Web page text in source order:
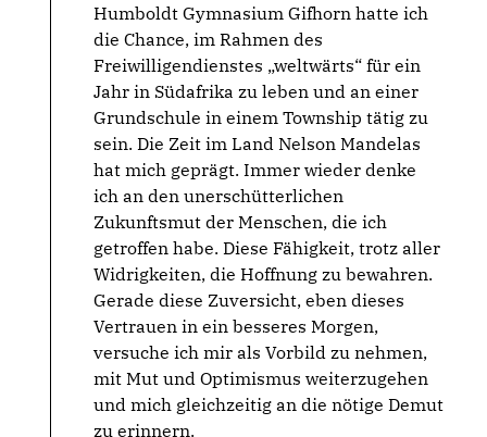
Humboldt Gymnasium Gifhorn hatte ich
die Chance, im Rahmen des
Freiwilligendienstes „weltwärts“ für ein
Jahr in Südafrika zu leben und an einer
Grundschule in einem Township tätig zu
sein. Die Zeit im Land Nelson Mandelas
hat mich geprägt. Immer wieder denke
ich an den unerschütterlichen
Zukunftsmut der Menschen, die ich
getroffen habe. Diese Fähigkeit, trotz aller
Widrigkeiten, die Hoffnung zu bewahren.
Gerade diese Zuversicht, eben dieses
Vertrauen in ein besseres Morgen,
versuche ich mir als Vorbild zu nehmen,
mit Mut und Optimismus weiterzugehen
und mich gleichzeitig an die nötige Demut
zu erinnern.